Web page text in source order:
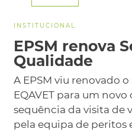
INSTITUCIONAL
EPSM renova
Qualidade
A EPSM viu renovado
EQAVET para um
sequência da visita de
pela equipa de peritos